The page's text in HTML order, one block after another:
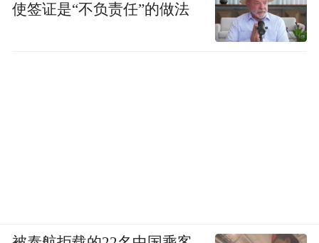
使签证是“不负责任”的做法